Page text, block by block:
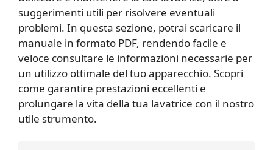
suggerimenti utili per risolvere eventuali
problemi. In questa sezione, potrai scaricare il
manuale in formato PDF, rendendo facile e
veloce consultare le informazioni necessarie per
un utilizzo ottimale del tuo apparecchio. Scopri
come garantire prestazioni eccellenti e
prolungare la vita della tua lavatrice con il nostro
utile strumento.